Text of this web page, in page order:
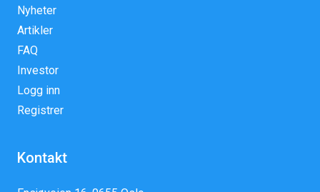
Nyheter
Artikler
FAQ
Investor
Logg inn
Registrer
Kontakt